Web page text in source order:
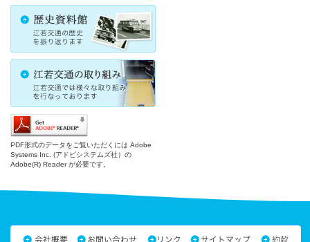
PDF形式のデータをご覧いただくには Adobe
Systems Inc. (アドビシステムズ社）の
Adobe(R) Reader が必要です。